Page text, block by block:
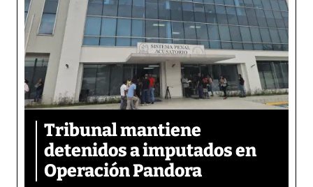
Tribunal mantiene
detenidos a imputados en
Operación Pandora